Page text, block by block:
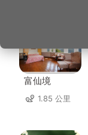
富仙境
1.85 公里